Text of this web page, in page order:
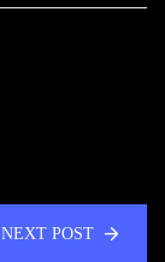
NEXT POST